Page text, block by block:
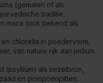
(gemalen of als
traditie,
maca (ook bekend als
en chlorella in poedervorm,
van nature rijk aan jodium
(psyllium) als vezelbron,
en pompoenpitten.